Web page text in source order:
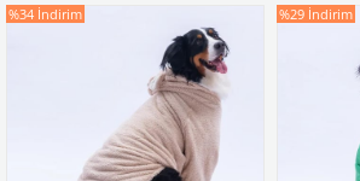
%34 İndirim %29 İndirim